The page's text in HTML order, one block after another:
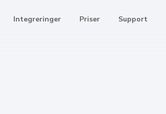
Integreringer Priser Support